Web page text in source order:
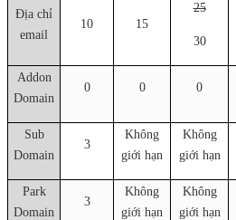
Địa chỉ
email
10 15
25
30
Addon
Domain
0 0 0
Sub
Domain
3
Không
giới hạn
Không
giới hạn
Park
Domain
3
Không
giới hạn
Không
giới hạn